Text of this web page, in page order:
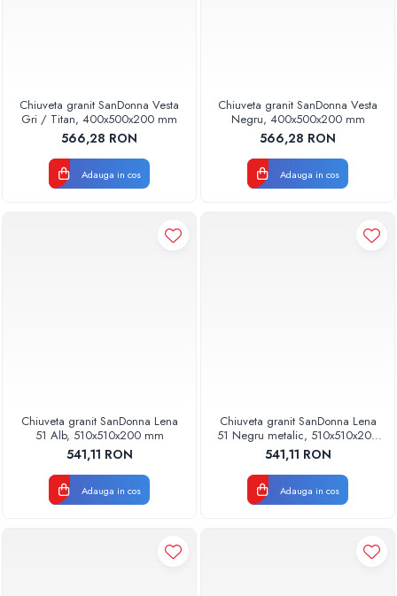
Chiuveta granit SanDonna Vesta
Gri / Titan, 400x500x200 mm
566,28 RON
Adauga in cos
Chiuveta granit SanDonna Vesta
Negru, 400x500x200 mm
566,28 RON
Adauga in cos
Chiuveta granit SanDonna Lena
51 Alb, 510x510x200 mm
541,11 RON
Adauga in cos
Chiuveta granit SanDonna Lena
51 Negru metalic, 510x510x200
mm
541,11 RON
Adauga in cos